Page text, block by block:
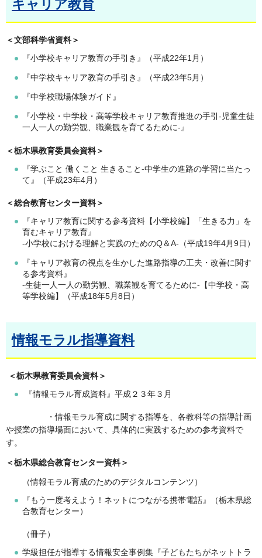
キャリア教育
＜文部科学省資料＞
『小学校キャリア教育の手引き』（平成22年1月）
『中学校キャリア教育の手引き』（平成23年5月）
『中学校職場体験ガイド』
『小学校・中学校・高等学校キャリア教育推進の手引-児童生徒
一人一人の勤労観、職業観を育てるために-』
＜栃木県教育委員会資料＞
『学ぶこと 働くこと 生きること-中学生の進路の学習に当たっ
て』（平成23年4月）
＜総合教育センター資料＞
『キャリア教育に関する参考資料【小学校編】「生きる力」を
育むキャリア教育』
-小学校における理解と実践のためのQ＆A-（平成19年4月9日）
『キャリア教育の視点を生かした進路指導の工夫・改善に関す
る参考資料』
-生徒一人一人の勤労観、職業観を育てるために-【中学校・高
等学校編】（平成18年5月8日）
情報モラル指導資料
＜栃木県教育委員会資料＞
『情報モラル育成資料』平成２３年３月
・情報モラル育成に関する指導を、各教科等の指導計画
や授業の指導場面において、具体的に実践するための参考資料で
す。
＜栃木県総合教育センター資料＞
（情報モラル育成のためのデジタルコンテンツ）
『もう一度考えよう！ネットにつながる携帯電話』（栃木県総
合教育センター）
（冊子）
学級担任が指導する情報安全事例集『子どもたちがネットトラ